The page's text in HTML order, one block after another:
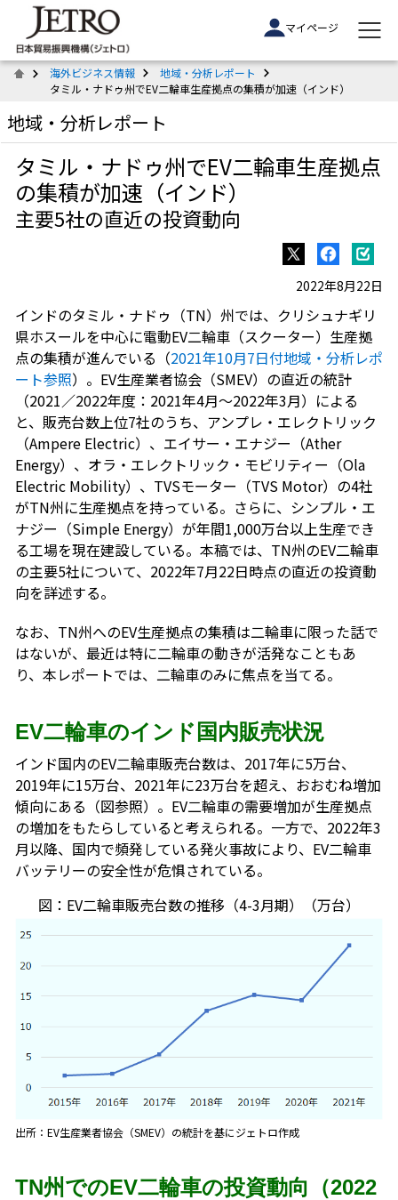
マイページ
海外ビジネス情報
地域・分析レポート
タミル・ナドゥ州でEV二輪車生産拠点の集積が加速（インド）
地域・分析レポート
タミル・ナドゥ州でEV二輪車生産拠点
の集積が加速（インド）
主要5社の直近の投資動向
2022年8月22日
インドのタミル・ナドゥ（TN）州では、クリシュナギリ
県ホスールを中心に電動EV二輪車（スクーター）生産拠
点の集積が進んでいる（2021年10月7日付地域・分析レポ
ート参照）。EV生産業者協会（SMEV）の直近の統計
（2021／2022年度：2021年4月～2022年3月）による
と、販売台数上位7社のうち、アンプレ・エレクトリック
（Ampere Electric）、エイサー・エナジー（Ather
Energy）、オラ・エレクトリック・モビリティー（Ola
Electric Mobility）、TVSモーター（TVS Motor）の4社
がTN州に生産拠点を持っている。さらに、シンプル・エ
ナジー（Simple Energy）が年間1,000万台以上生産でき
る工場を現在建設している。本稿では、TN州のEV二輪車
の主要5社について、2022年7月22日時点の直近の投資動
向を詳述する。
なお、TN州へのEV生産拠点の集積は二輪車に限った話で
はないが、最近は特に二輪車の動きが活発なこともあ
り、本レポートでは、二輪車のみに焦点を当てる。
EV二輪車のインド国内販売状況
インド国内のEV二輪車販売台数は、2017年に5万台、
2019年に15万台、2021年に23万台を超え、おおむね増加
傾向にある（図参照）。EV二輪車の需要増加が生産拠点
の増加をもたらしていると考えられる。一方で、2022年3
月以降、国内で頻発している発火事故により、EV二輪車
バッテリーの安全性が危惧されている。
図：EV二輪車販売台数の推移（4-3月期）（万台）
出所：EV生産業者協会（SMEV）の統計を基にジェトロ作成
TN州でのEV二輪車の投資動向（2022